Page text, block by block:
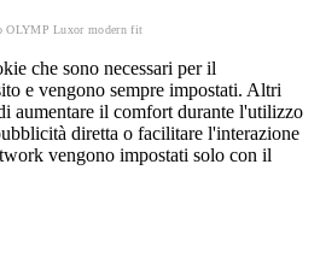
OLYMP Luxor modern fit
che sono necessari per il
e vengono sempre impostati. Altri
aumentare il comfort durante l'utilizzo
diretta o facilitare l'interazione
vengono impostati solo con il